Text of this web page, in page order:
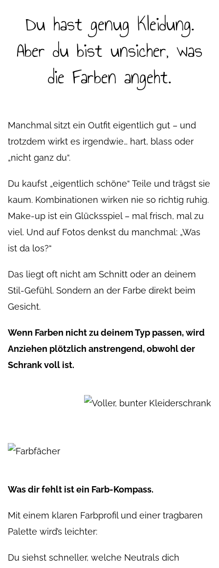
Du hast genug Kleidung.
Aber du bist unsicher, was
die Farben angeht.
Manchmal sitzt ein Outfit eigentlich gut – und
trotzdem wirkt es irgendwie… hart, blass oder
„nicht ganz du“.
Du kaufst „eigentlich schöne“ Teile und trägst sie
kaum. Kombinationen wirken nie so richtig ruhig.
Make-up ist ein Glücksspiel – mal frisch, mal zu
viel. Und auf Fotos denkst du manchmal: „Was
ist da los?“
Das liegt oft nicht am Schnitt oder an deinem
Stil-Gefühl. Sondern an der Farbe direkt beim
Gesicht.
Wenn Farben nicht zu deinem Typ passen, wird
Anziehen plötzlich anstrengend, obwohl der
Schrank voll ist.
Was dir fehlt ist ein Farb-Kompass.
Mit einem klaren Farbprofil und einer tragbaren
Palette wird’s leichter:
Du siehst schneller, welche Neutrals dich